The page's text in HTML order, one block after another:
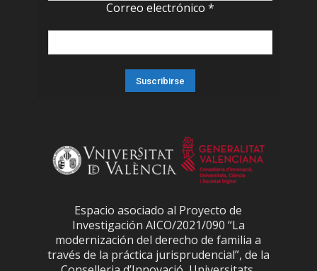
Correo electrónico *
Espacio asociado al Proyecto de
Investigación AICO/2021/090 “La
modernización del derecho de familia a
través de la práctica jurisprudencial”, de la